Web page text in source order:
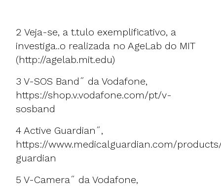
2 Veja-se, a t.tulo exemplificativo, a
investiga..o realizada no AgeLab do MIT
(http://agelab.mit.edu)
3 V-SOS Band˝ da Vodafone,
https://shop.v.vodafone.com/pt/v-
sosband
4 Active Guardian˝,
https://www.medicalguardian.com/
guardian
5 V-Camera˝ da Vodafone,